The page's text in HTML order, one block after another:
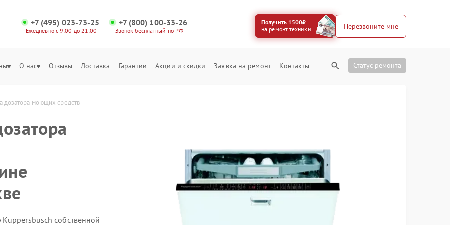
+7 (495) 023-73-25
Ежедневно с 9:00 до 21:00
+7 (800) 100-33-26
Звонок бесплатный по РФ
Получить 1500₽
на ремонт техники
Перезвоните мне
О нас Отзывы Доставка Гарантии Акции и скидки Заявка на ремонт Контакты Статус ремонта
дозатора моющих средств
собственной